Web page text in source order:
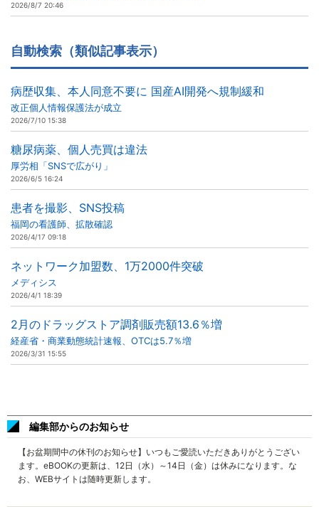
2026/8/7 20:46
自動検索（類似記事表示）
病歴収集、本人同意不要に 国産AI開発へ規制緩和
改正個人情報保護法が成立
2026/7/10 15:38
糖尿病薬、個人売買は違法
厚労相「SNSで広がり」
2026/6/5 16:24
患者を撮影、SNS投稿
福岡の看護師、拡散確認
2026/4/17 09:18
ネットワーク加盟数、1万2000件突破
メディシス
2026/4/1 18:39
2月のドラッグストア調剤販売額13.6％増
経産省・商業動態統計速報、OTCは5.7％増
2026/3/31 15:55
編集部からのお知らせ
【お盆期間中の休刊のお知らせ】いつもご愛読いただきありがとうござい
ます。eBOOKの更新は、12日（水）～14日（金）は休みになります。な
お、WEBサイトは随時更新します。